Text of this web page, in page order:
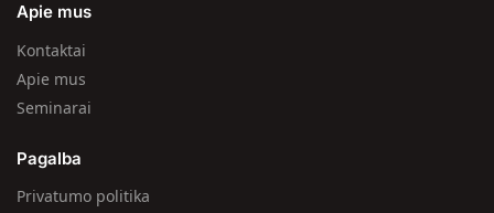
Apie mus
Kontaktai
Apie mus
Seminarai
Pagalba
Privatumo politika